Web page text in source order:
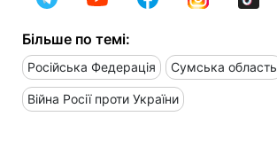
Більше по темі:
Російська Федерація Сумська область
Війна Росії проти України